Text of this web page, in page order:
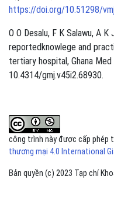
https://doi.org/10.51298/
O O Desalu, F K Salawu, A
reportedknowlege and
tertiary hospital, Ghana
10.4314/gmj.v45i2.68930.
công trình này được cấp phép
thương mại 4.0 International
Bản quyền (c) 2023 Tạp chí